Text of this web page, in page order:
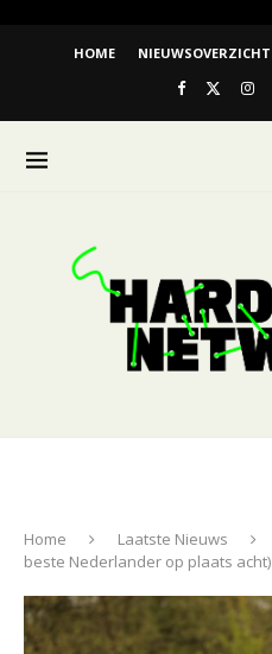
HOME NIEUWSOVERZICHT
Home Laatste Nieuws
beste Nederlander op plaats acht)